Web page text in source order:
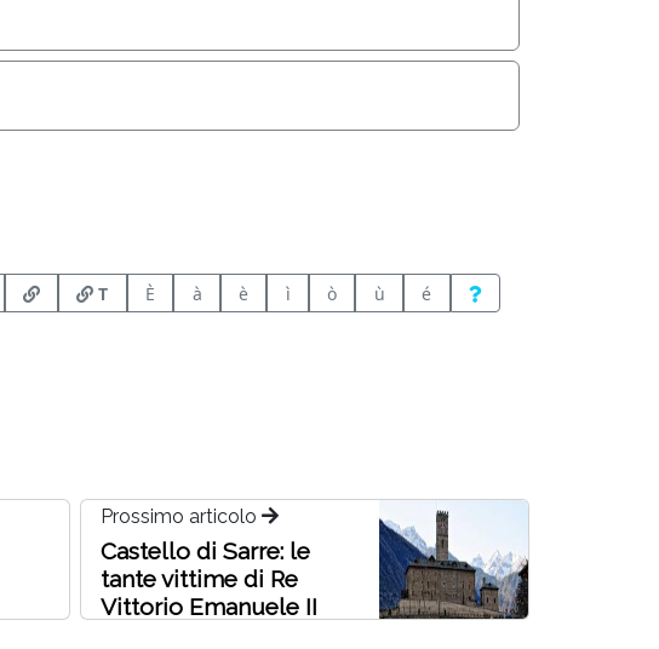
T È à è ì ò ù é
Prossimo articolo
Castello di Sarre: le
tante vittime di Re
Vittorio Emanuele II